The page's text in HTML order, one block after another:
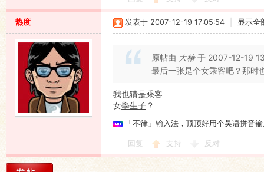
热度 发表于 2007-12-19 17:05:54 显示全
原帖由 大椿于 2007-12-19
最后一张是个女乘客吧？那
我也猜是乘客
女學生子 ？
「不律」输入法，顶顶好用个吴语拼音
回复 支持 反对